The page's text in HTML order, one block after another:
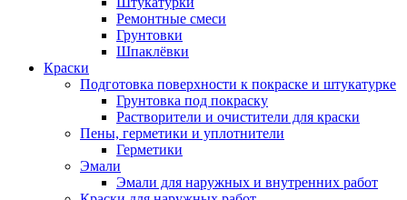
Ремонтные смеси
Грунтовки
Шпаклёвки
Краски
Подготовка поверхности к покраске и штукатурке
Грунтовка под покраску
Растворители и очистители для краски
Пены, герметики и уплотнители
Герметики
Эмали
Эмали для наружных и внутренних работ